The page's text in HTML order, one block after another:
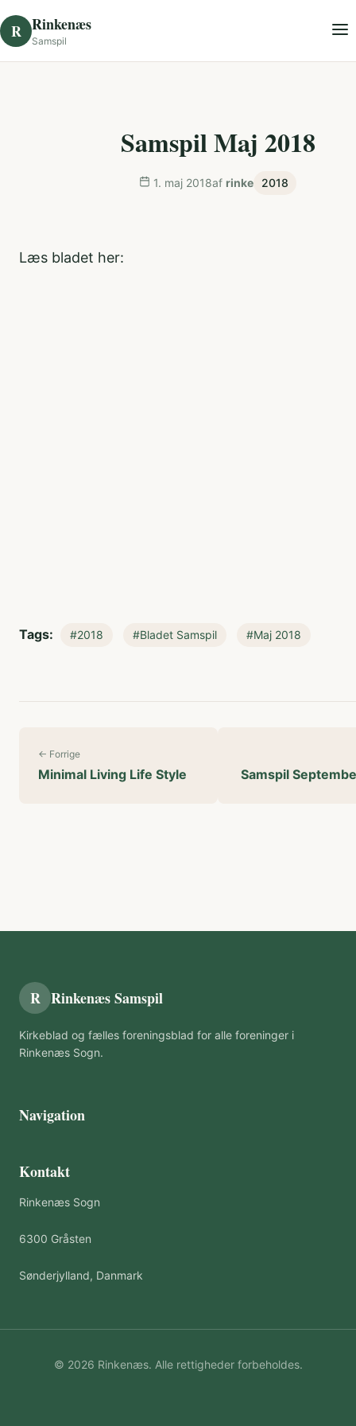
R Rinkenæs
Samspil
Samspil Maj 2018
1. maj 2018af rinke 2018
Læs bladet her:
Tags: #2018 #Bladet Samspil #Maj 2018
← Forrige
Minimal Living Life Style Samspil
R Rinkenæs Samspil
Kirkeblad og fælles foreningsblad for alle foreninger i
Rinkenæs Sogn.
Navigation
Kontakt
Rinkenæs Sogn
6300 Gråsten
Sønderjylland, Danmark
© 2026 Rinkenæs. Alle rettigheder forbeholdes.